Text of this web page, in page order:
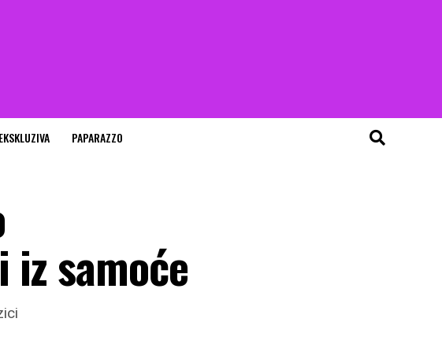
EKSKLUZIVA PAPARAZZO
samoće